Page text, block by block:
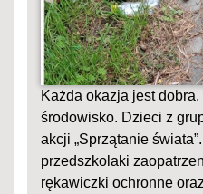
Każda okazja jest
środowisko. Dzieci z
akcji „Sprzątanie
przedszkolaki
rękawiczki ochronne